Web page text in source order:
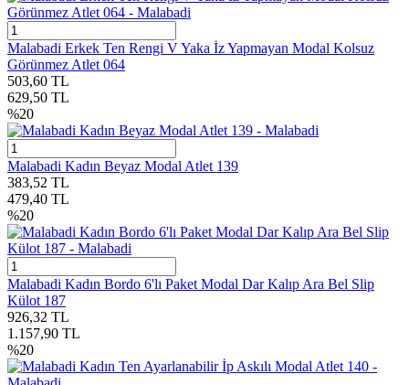
Malabadi Erkek Ten Rengi V Yaka İz Yapmayan Modal Kolsuz
Görünmez Atlet 064
503,60 TL
629,50 TL
%20
Malabadi Kadın Beyaz Modal Atlet 139
383,52 TL
479,40 TL
%20
Malabadi Kadın Bordo 6'lı Paket Modal Dar Kalıp Ara Bel Slip
Külot 187
926,32 TL
1.157,90 TL
%20